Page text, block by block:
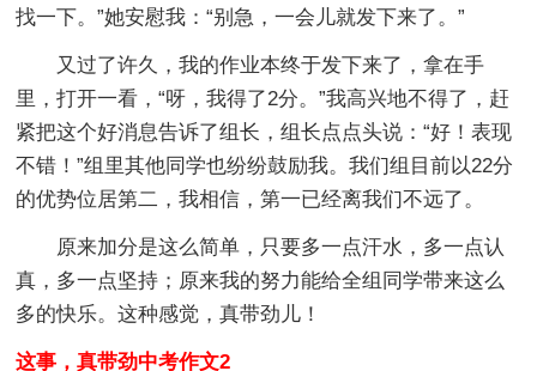
找一下。”她安慰我：“别急，一会儿就发下来了。”
又过了许久，我的作业本终于发下来了，拿在手
里，打开一看，“呀，我得了2分。”我高兴地不得了，赶
紧把这个好消息告诉了组长，组长点点头说：“好！表现
不错！”组里其他同学也纷纷鼓励我。我们组目前以22分
的优势位居第二，我相信，第一已经离我们不远了。
原来加分是这么简单，只要多一点汗水，多一点认
真，多一点坚持；原来我的努力能给全组同学带来这么
多的快乐。这种感觉，真带劲儿！
这事，真带劲中考作文2